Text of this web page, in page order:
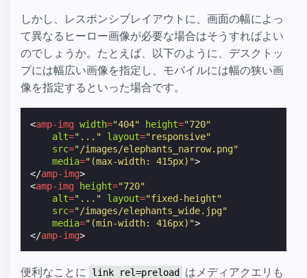
しかし、レスポンシブレイアウトに、画面の幅によっ
て異なるヒーロー画像が必要な場合はそうすればよい
のでしょうか。たとえば、以下のように、デスクトッ
プには幅広い画像を指定し、モバイルには幅の狭い画
像を指定するといった場合です。
<amp-img width="404" height="720"
alt="..." layout="responsive"
src="/images/elephants_narrow.png"
media="(max-width: 415px)">
</amp-img>
<amp-img height="720"
alt="..." layout="fixed-height"
src="/images/elephants_wide.jpg"
media="(min-width: 416px)">
</amp-img>
便利なことに link rel=preload はメディアクエリも